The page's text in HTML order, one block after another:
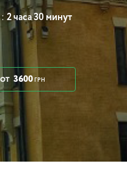
2 часа 30 минут
ОТ 3600 ГРН